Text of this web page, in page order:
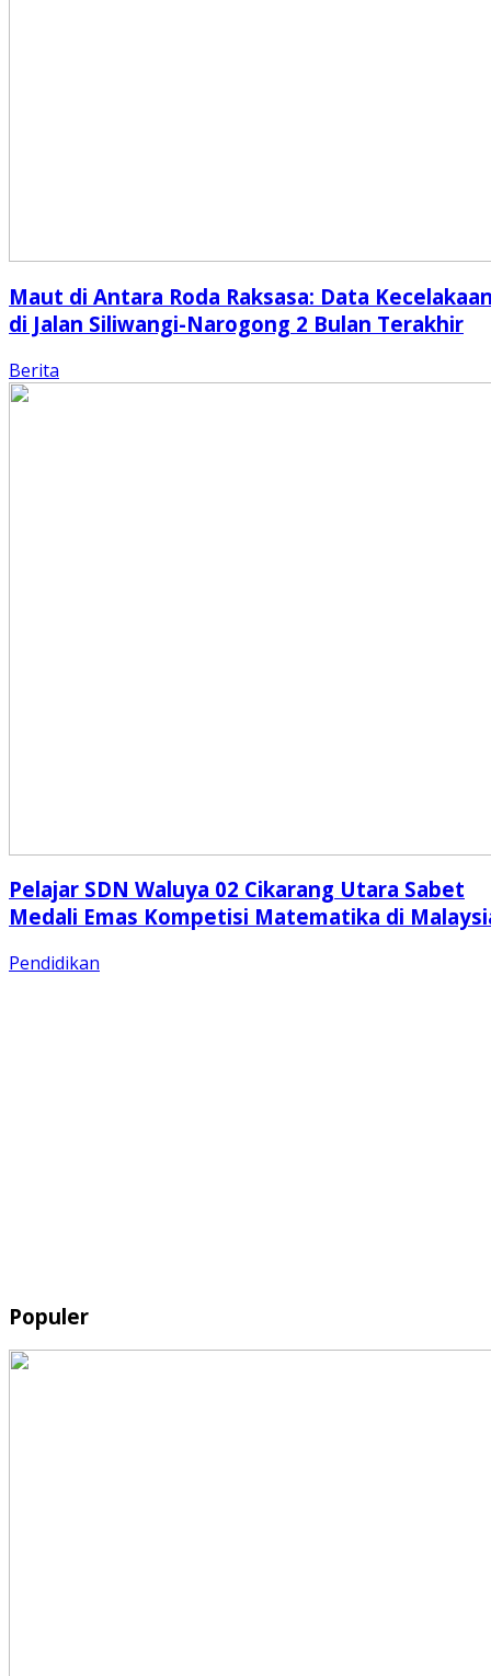
Maut di Antara Roda Raksasa: Data
di Jalan Siliwangi-Narogong 2 Bulan Terakhir
Berita
Pelajar SDN Waluya 02 Cikarang Utara Sabet
Medali Emas Kompetisi Matematika di
Pendidikan
Populer